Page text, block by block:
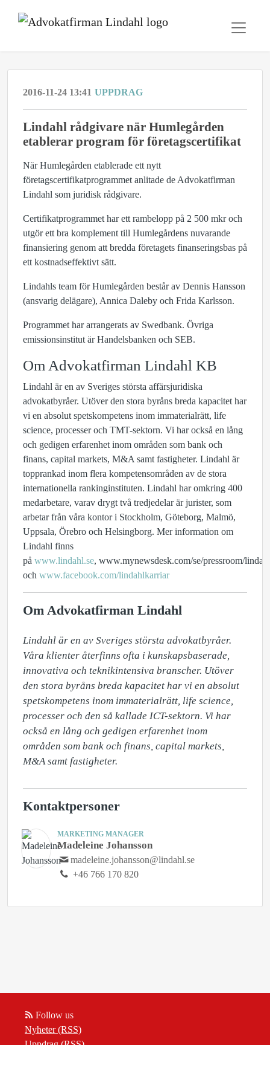
2016-11-24 13:41 UPPDRAG
Lindahl rådgivare när Humlegården
etablerar program för företagscertifikat
När Humlegården etablerade ett nytt
företagscertifikatprogrammet anlitade de Advokatfirman
Lindahl som juridisk rådgivare.
Certifikatprogrammet har ett rambelopp på 2 500 mkr och
utgör ett bra komplement till Humlegårdens nuvarande
finansiering genom att bredda företagets finanseringsbas på
ett kostnadseffektivt sätt.
Lindahls team för Humlegården består av Dennis Hansson
(ansvarig delägare), Annica Daleby och Frida Karlsson.
Programmet har arrangerats av Swedbank. Övriga
emissionsinstitut är Handelsbanken och SEB.
Om Advokatfirman Lindahl KB
Lindahl är en av Sveriges största affärsjuridiska
advokatbyråer. Utöver den stora byråns breda kapacitet har
vi en absolut spetskompetens inom immaterialrätt, life
science, processer och TMT-sektorn. Vi har också en lång
och gedigen erfarenhet inom områden som bank och
finans, capital markets, M&A samt fastigheter. Lindahl är
topprankad inom flera kompetensområden av de stora
internationella rankinginstituten. Lindahl har omkring 400
medarbetare, varav drygt två tredjedelar är jurister, som
arbetar från våra kontor i Stockholm, Göteborg, Malmö,
Uppsala, Örebro och Helsingborg. Mer information om
Lindahl finns
på www.lindahl.se, www.mynewsdesk.com/se/pressroom/lindahl
och www.facebook.com/lindahlkarriar
Om Advokatfirman Lindahl
Lindahl är en av Sveriges största advokatbyråer.
Våra klienter återfinns ofta i kunskapsbaserade,
innovativa och teknikintensiva branscher. Utöver
den stora byråns breda kapacitet har vi en absolut
spetskompetens inom immaterialrätt, life science,
processer och den så kallade ICT-sektorn. Vi har
också en lång och gedigen erfarenhet inom
områden som bank och finans, capital markets,
M&A samt fastigheter.
Kontaktpersoner
MARKETING MANAGER
Madeleine Johansson
madeleine.johansson@lindahl.se
+46 766 170 820
Follow us
Nyheter (RSS)
Uppdrag (RSS)